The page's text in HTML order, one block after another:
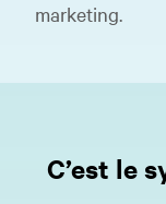
marketing.
C’est le